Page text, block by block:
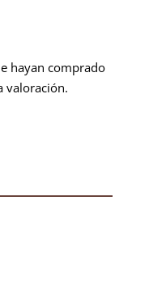
hayan comprado
valoración.